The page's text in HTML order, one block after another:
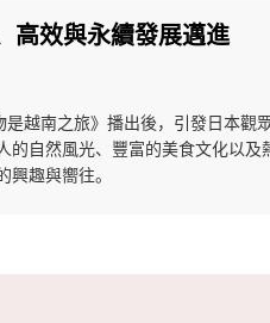
高效與永續發展邁進
越南之旅》播出後，引發日本觀
的自然風光、豐富的美食文化以及
趣與嚮往。